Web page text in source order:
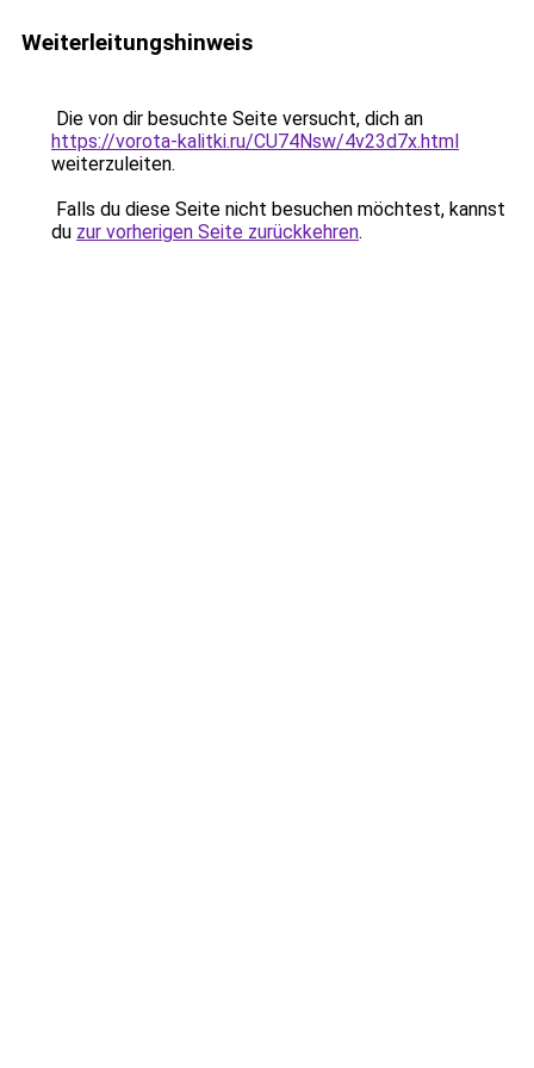
Weiterleitungshinweis
Die von dir besuchte Seite versucht, dich an
https://vorota-kalitki.ru/CU74Nsw/4v23d7x.html
weiterzuleiten.
Falls du diese Seite nicht besuchen möchtest, kannst
du zur vorherigen Seite zurückkehren.